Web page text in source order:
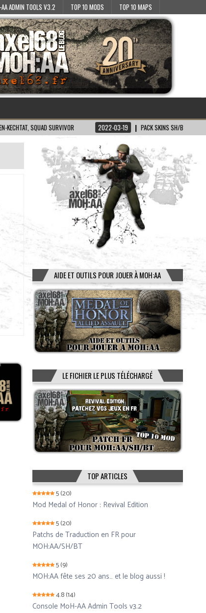
ADMIN TOOLS V3.2 TOP 10 MODS TOP 10 MAPS
SQUAD SURVIVOR 2022-03-19 PACK SKINS SH/BT POUR MOH:AA
AIDE ET OUTILS POUR JOUER À MOH:AA
LE FICHIER LE PLUS TÉLÉCHARGÉ
TOP ARTICLES
5(20)
Mod Medal of Honor : Revival Edition
5(20)
Patchs de Traduction en FR pour
MOH:AA/SH/BT
5(9)
MOH:AA fête ses 20 ans… et le blog aussi !
4.8(14)
Console MoH-AA Admin Tools v3.2